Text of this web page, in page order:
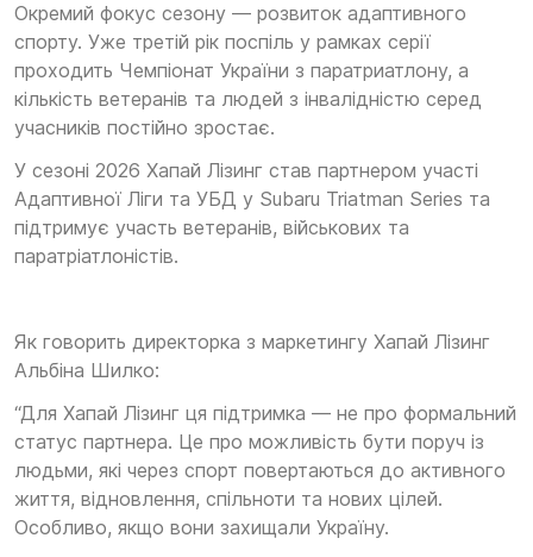
Окремий фокус сезону — розвиток адаптивного
спорту. Уже третій рік поспіль у рамках серії
проходить Чемпіонат України з паратриатлону, а
кількість ветеранів та людей з інвалідністю серед
учасників постійно зростає.
У сезоні 2026 Хапай Лізинг став партнером участі
Адаптивної Ліги та УБД у Subaru Triatman Series та
підтримує участь ветеранів, військових та
паратріатлоністів.
Як говорить директорка з маркетингу Хапай Лізинг
Альбіна Шилко:
“Для Хапай Лізинг ця підтримка — не про формальний
статус партнера. Це про можливість бути поруч із
людьми, які через спорт повертаються до активного
життя, відновлення, спільноти та нових цілей.
Особливо, якщо вони захищали Україну.